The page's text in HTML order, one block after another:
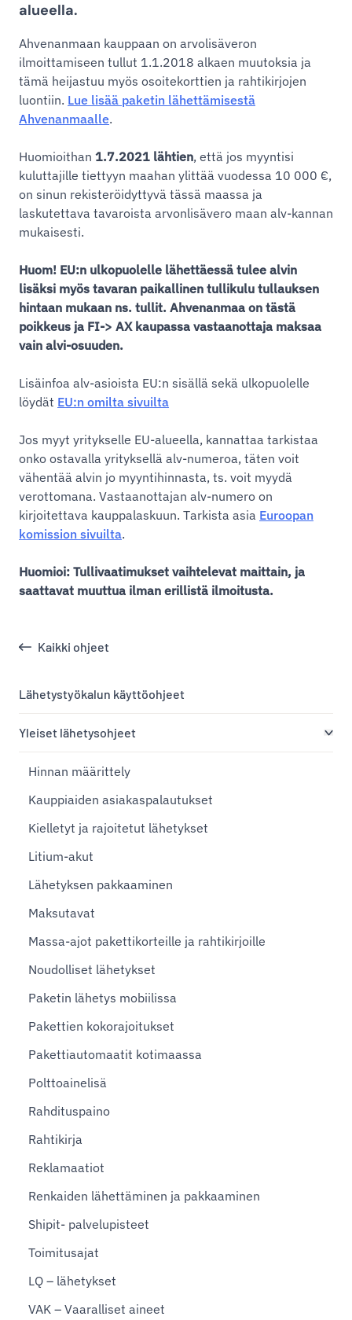
Kaikki ohjeet
Lähetystyökalun käyttöohjeet
Yleiset lähetysohjeet
Hinnan määrittely
Kauppiaiden asiakaspalautukset
Kielletyt ja rajoitetut lähetykset
Litium-akut
Lähetyksen pakkaaminen
Maksutavat
Massa-ajot pakettikorteille ja rahtikirjoille
Noudolliset lähetykset
Paketin lähetys mobiilissa
Pakettien kokorajoitukset
Pakettiautomaatit kotimaassa
Polttoainelisä
Rahdituspaino
Rahtikirja
Reklamaatiot
Renkaiden lähettäminen ja pakkaaminen
Shipit- palvelupisteet
Toimitusajat
LQ – lähetykset
VAK – Vaaralliset aineet
alueella.
Ahvenanmaan kauppaan on arvolisäveron
ilmoittamiseen tullut 1.1.2018 alkaen muutoksia ja
tämä heijastuu myös osoitekorttien ja rahtikirjojen
luontiin. Lue lisää paketin lähettämisestä
Ahvenanmaalle.
Huomioithan 1.7.2021 lähtien, että jos myyntisi
kuluttajille tiettyyn maahan ylittää vuodessa 10 000 €,
on sinun rekisteröidyttyvä tässä maassa ja
laskutettava tavaroista arvonlisävero maan alv-kannan
mukaisesti.
Huom! EU:n ulkopuolelle lähettäessä tulee alvin
lisäksi myös tavaran paikallinen tullikulu tullauksen
hintaan mukaan ns. tullit. Ahvenanmaa on tästä
poikkeus ja FI-> AX kaupassa vastaanottaja maksaa
vain alvi-osuuden.
Lisäinfoa alv-asioista EU:n sisällä sekä ulkopuolelle
löydät EU:n omilta sivuilta
Jos myyt yritykselle EU-alueella, kannattaa tarkistaa
onko ostavalla yrityksellä alv-numeroa, täten voit
vähentää alvin jo myyntihinnasta, ts. voit myydä
verottomana. Vastaanottajan alv-numero on
kirjoitettava kauppalaskuun. Tarkista asia Euroopan
komission sivuilta.
Huomioi: Tullivaatimukset vaihtelevat maittain, ja
saattavat muuttua ilman erillistä ilmoitusta.